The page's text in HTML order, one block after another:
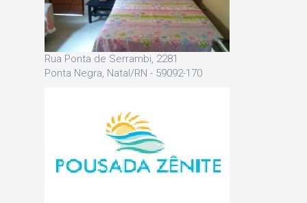
Rua Ponta de Serrambi, 2281
Ponta Negra, Natal/RN - 59092-170